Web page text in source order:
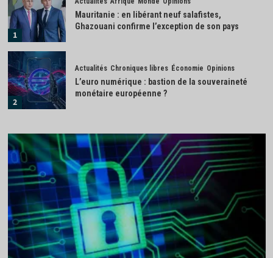
1
Mauritanie : en libérant neuf salafistes,
Ghazouani confirme l’exception de son pays
2
Actualités Chroniques libres Économie Opinions
L’euro numérique : bastion de la souveraineté
monétaire européenne ?
3
Actualités Économie
IA : la France investit 655 millions d’euros pour
renforcer sa souveraineté numérique
4
Actualités Afrique Monde
Madagascar : la transition Randrianirina ouvre
grand la porte à Moscou